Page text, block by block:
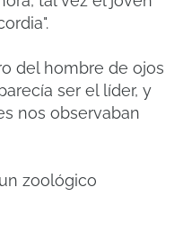
del hombre de ojos
ser el líder, y
nos observaban
zoológico